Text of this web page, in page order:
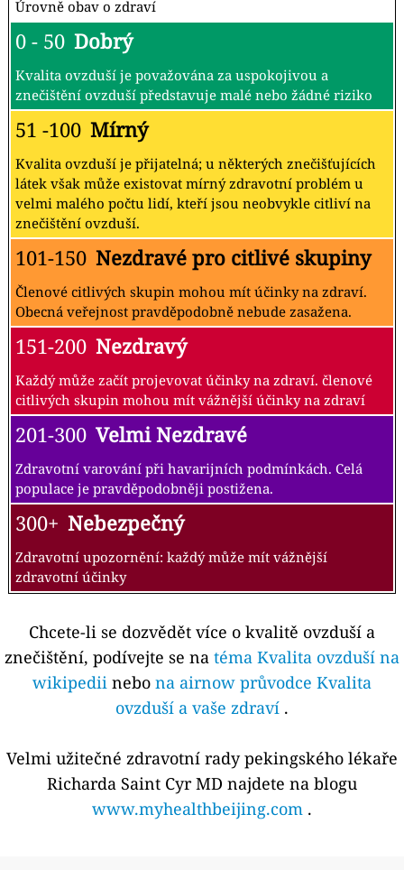
Úrovně obav o zdraví
0 - 50 Dobrý
Kvalita ovzduší je považována za uspokojivou a
znečištění ovzduší představuje malé nebo žádné riziko
51 -100 Mírný
Kvalita ovzduší je přijatelná; u některých znečišťujících
látek však může existovat mírný zdravotní problém u
velmi malého počtu lidí, kteří jsou neobvykle citliví na
znečištění ovzduší.
101-150 Nezdravé pro citlivé skupiny
Členové citlivých skupin mohou mít účinky na zdraví.
Obecná veřejnost pravděpodobně nebude zasažena.
151-200 Nezdravý
Každý může začít projevovat účinky na zdraví. členové
citlivých skupin mohou mít vážnější účinky na zdraví
201-300 Velmi Nezdravé
Zdravotní varování při havarijních podmínkách. Celá
populace je pravděpodobněji postižena.
300+ Nebezpečný
Zdravotní upozornění: každý může mít vážnější
zdravotní účinky
Chcete-li se dozvědět více o kvalitě ovzduší a
znečištění, podívejte se na téma Kvalita ovzduší na
wikipedii nebo na airnow průvodce Kvalita
ovzduší a vaše zdraví .
Velmi užitečné zdravotní rady pekingského lékaře
Richarda Saint Cyr MD najdete na blogu
www.myhealthbeijing.com .